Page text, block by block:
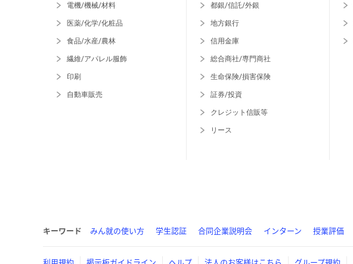
電機/機械/材料
医薬/化学/化粧品
食品/水産/農林
繊維/アパレル服飾
印刷
自動車販売
都銀/信託/外銀
地方銀行
信用金庫
総合商社/専門商社
生命保険/損害保険
証券/投資
クレジット信販等
リース
キーワード みん就の使い方 学生認証 合同企業説明会 インターン 授業評価